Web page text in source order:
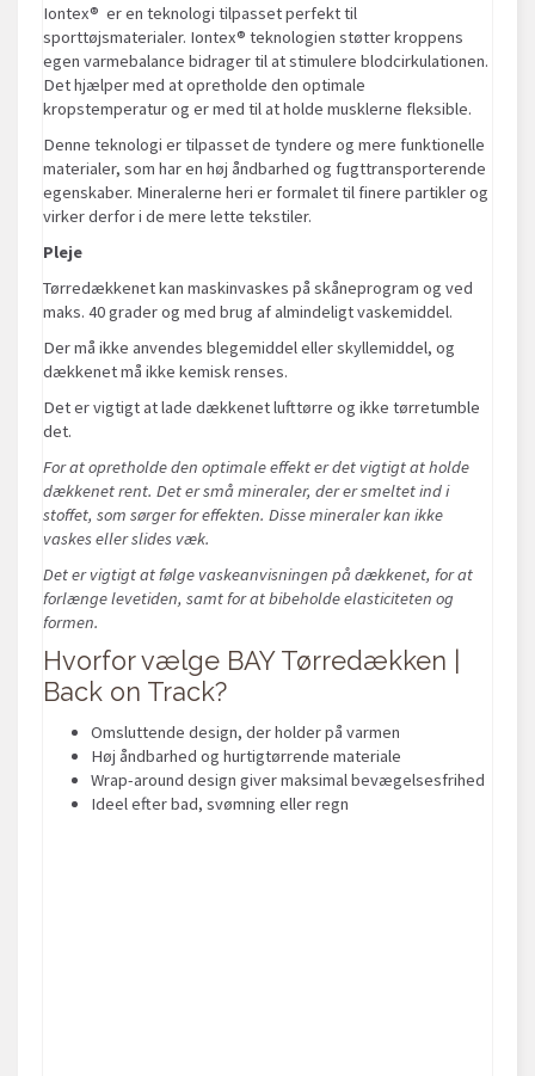
Iontex® er en teknologi tilpasset perfekt til
sporttøjsmaterialer. Iontex® teknologien støtter kroppens
egen varmebalance bidrager til at stimulere blodcirkulationen.
Det hjælper med at opretholde den optimale
kropstemperatur og er med til at holde musklerne fleksible.
Denne teknologi er tilpasset de tyndere og mere funktionelle
materialer, som har en høj åndbarhed og fugttransporterende
egenskaber. Mineralerne heri er formalet til finere partikler og
virker derfor i de mere lette tekstiler.
Pleje
Tørredækkenet kan maskinvaskes på skåneprogram og ved
maks. 40 grader og med brug af almindeligt vaskemiddel.
Der må ikke anvendes blegemiddel eller skyllemiddel, og
dækkenet må ikke kemisk renses.
Det er vigtigt at lade dækkenet lufttørre og ikke tørretumble
det.
For at opretholde den optimale effekt er det vigtigt at holde
dækkenet rent. Det er små mineraler, der er smeltet ind i
stoffet, som sørger for effekten. Disse mineraler kan ikke
vaskes eller slides væk.
Det er vigtigt at følge vaskeanvisningen på dækkenet, for at
forlænge levetiden, samt for at bibeholde elasticiteten og
formen.
Hvorfor vælge BAY Tørredækken |
Back on Track?
Omsluttende design, der holder på varmen
Høj åndbarhed og hurtigtørrende materiale
Wrap-around design giver maksimal bevægelsesfrihed
Ideel efter bad, svømning eller regn